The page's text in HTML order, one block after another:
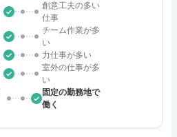
創意工夫の多い
仕事
チーム作業が多
い
力仕事が多い
室外の仕事が多
い
固定の勤務地で
働く